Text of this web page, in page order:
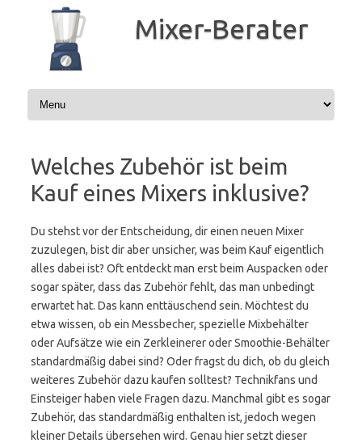
springen
Mixer-Berater
Welches Zubehör ist beim
Kauf eines Mixers inklusive?
Du stehst vor der Entscheidung, dir einen neuen Mixer
zuzulegen, bist dir aber unsicher, was beim Kauf eigentlich
alles dabei ist? Oft entdeckt man erst beim Auspacken oder
sogar später, dass das Zubehör fehlt, das man unbedingt
erwartet hat. Das kann enttäuschend sein. Möchtest du
etwa wissen, ob ein Messbecher, spezielle Mixbehälter
oder Aufsätze wie ein Zerkleinerer oder Smoothie-Behälter
standardmäßig dabei sind? Oder fragst du dich, ob du gleich
weiteres Zubehör dazu kaufen solltest? Technikfans und
Einsteiger haben viele Fragen dazu. Manchmal gibt es sogar
Zubehör, das standardmäßig enthalten ist, jedoch wegen
kleiner Details übersehen wird. Genau hier setzt dieser